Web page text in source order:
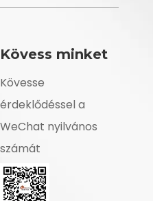
Kövess minket
Kövesse
érdeklődéssel a
WeChat nyilvános
számát